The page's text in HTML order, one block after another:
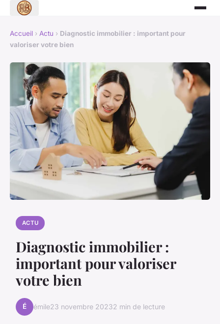
Accueil › Actu › Diagnostic immobilier : important pour
valoriser votre bien
ACTU
Diagnostic immobilier :
important pour valoriser
votre bien
É émile23 novembre 20232 min de lecture